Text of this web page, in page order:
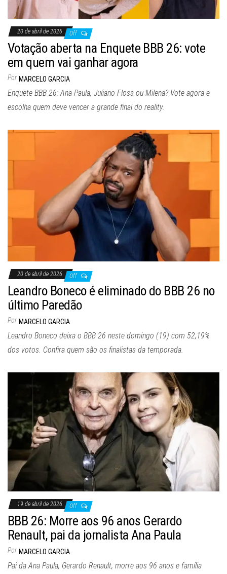
20 de abril de 2026 Off
Votação aberta na Enquete BBB 26: vote
em quem vai ganhar agora
Por MARCELO GARCIA
Enquete BBB 26: Ana Paula, Juliano Floss ou Milena? Vote agora e
escolha quem deve vencer a grande final do reality.
20 de abril de 2026 Off
Leandro Boneco é eliminado do BBB 26 no
último Paredão
Por MARCELO GARCIA
Leandro Boneco deixa o BBB 26 neste domingo (19) com 52,19%
dos votos. Confira quem são os finalistas da temporada.
19 de abril de 2026 Off
BBB 26: Morre aos 96 anos Gerardo
Renault, pai da jornalista Ana Paula
Por MARCELO GARCIA
Pai da Ana Paula, Gerardo Renault, morre aos 96 anos e família